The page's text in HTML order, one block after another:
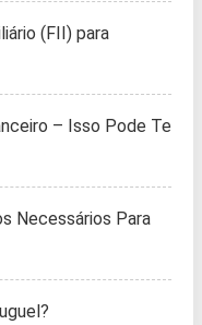
(FII) para
– Isso Pode Te
Necessários Para